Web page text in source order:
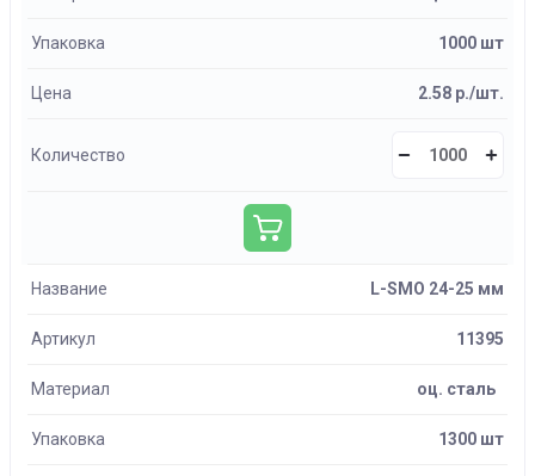
Упаковка 1000 шт
Цена 2.58 р./шт.
Количество
Название L-SMO 24-25 мм
Артикул 11395
Материал оц. сталь
Упаковка 1300 шт